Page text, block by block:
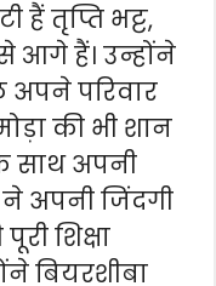
हैं तृप्ति भट्ट,
आगे हैं। उन्होंने
परिवार
की भी शान
साथ अपनी
ने अपनी जिंदगी
शिक्षा
बियरशीबा